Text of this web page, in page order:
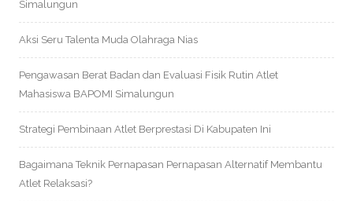
Simalungun
Aksi Seru Talenta Muda Olahraga Nias
Pengawasan Berat Badan dan Evaluasi Fisik Rutin Atlet
Mahasiswa BAPOMI Simalungun
Strategi Pembinaan Atlet Berprestasi Di Kabupaten Ini
Bagaimana Teknik Pernapasan Pernapasan Alternatif Membantu
Atlet Relaksasi?